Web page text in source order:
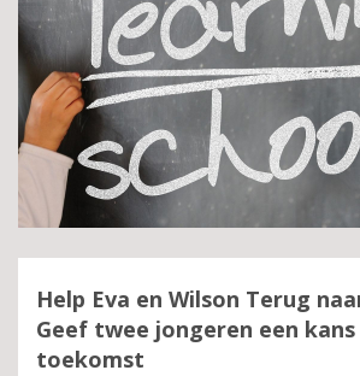
Help Eva en Wilson Terug
Geef twee jongeren een kans
toekomst